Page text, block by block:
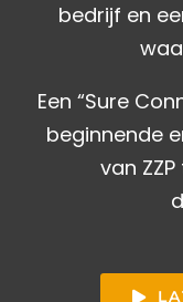
bedrijf en
Een “Sure
beginnende
van